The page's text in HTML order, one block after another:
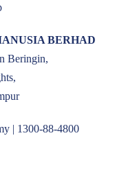
BERHAD
Beringin,
| 1300-88-4800